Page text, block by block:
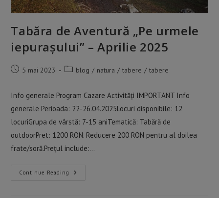
Tabăra de Aventură „Pe urmele
iepurașului” – Aprilie 2025
Post 5 mai 2023
Postblog / natura / tabere / tabere
Info generale Program Cazare Activități IMPORTANT Info
generale Perioada: 22-26.04.2025Locuri disponibile: 12
locuriGrupa de vârstă: 7-15 aniTematică: Tabără de
outdoorPret: 1200 RON. Reducere 200 RON pentru al doilea
frate/soră.Prețul include:…
Continue Reading Tabăra